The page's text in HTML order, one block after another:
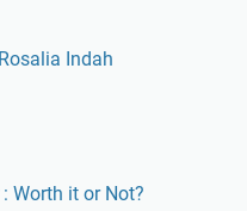
Indah
Worth it or Not?